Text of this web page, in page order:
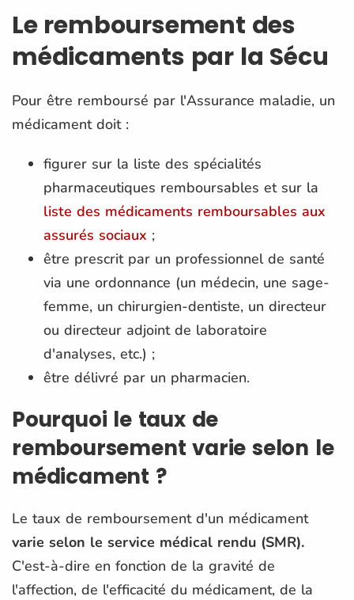
Le remboursement des
médicaments par la Sécu
Pour être remboursé par l'Assurance maladie, un
médicament doit :
figurer sur la liste des spécialités
pharmaceutiques remboursables et sur la
liste des médicaments remboursables aux
assurés sociaux ;
être prescrit par un professionnel de santé
via une ordonnance (un médecin, une sage-
femme, un chirurgien-dentiste, un directeur
ou directeur adjoint de laboratoire
d'analyses, etc.) ;
être délivré par un pharmacien.
Pourquoi le taux de
remboursement varie selon le
médicament ?
Le taux de remboursement d'un médicament
varie selon le service médical rendu (SMR).
C'est-à-dire en fonction de la gravité de
l'affection, de l'efficacité du médicament, de la